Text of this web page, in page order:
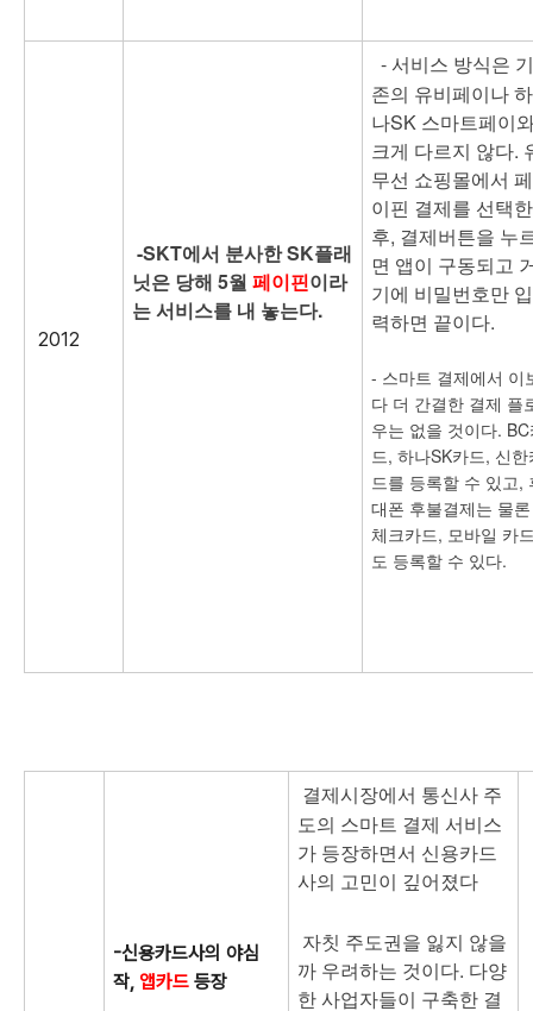
2012
-SKT에서 분사한 SK플래
닛은 당해 5월 페이핀이라
는 서비스를 내 놓는다.
- 서비스 방식은 기
존의 유비페이나 하
나SK 스마트페이
크게 다르지 않다.
무선 쇼핑몰에서 페
이핀 결제를 선택한
후, 결제버튼을 누
면 앱이 구동되고
기에 비밀번호만 입
력하면 끝이다.
- 스마트 결제에서 이
다 더 간결한 결제 플
우는 없을 것이다.
드, 하나SK카드, 신한
드를 등록할 수 있고,
대폰 후불결제는 물론
체크카드, 모바일 카
도 등록할 수 있다.
-신용카드사의 야심
작, 앱카드 등장
결제시장에서 통신사 주
도의 스마트 결제 서비스
가 등장하면서 신용카드
사의 고민이 깊어졌다
자칫 주도권을 잃지 않을
까 우려하는 것이다. 다양
한 사업자들이 구축한 결